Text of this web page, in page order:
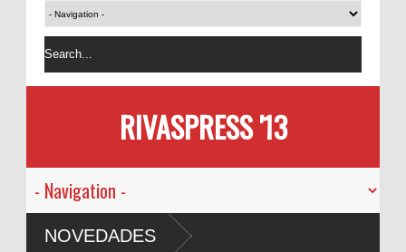
RIVASPRESS '13
NOVEDADES